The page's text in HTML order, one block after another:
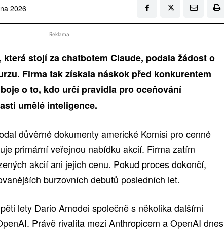
2026
Reklama
stojí za chatbotem Claude, podala žádost o
Firma tak získala náskok před konkurentem
o to, kdo určí pravidla pro oceňování
umělé inteligence.
důvěrné dokumenty americké Komisi pro cenné
primární veřejnou nabídku akcií. Firma zatím
akcií ani jejich cenu. Pokud proces dokončí,
burzovních debutů posledních let.
lety Dario Amodei společně s několika dalšími
Právě rivalita mezi Anthropicem a OpenAI dnes